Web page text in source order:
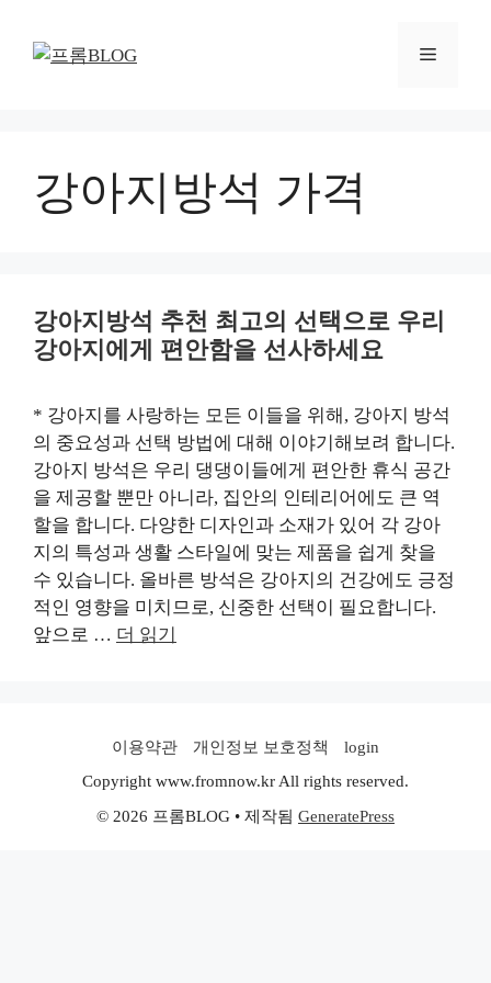
메
강아지방석 가격
강아지방석 추천 최고의 선택으로 우리
강아지에게 편안함을 선사하세요
* 강아지를 사랑하는 모든 이들을 위해, 강아지 방석
의 중요성과 선택 방법에 대해 이야기해보려 합니다.
강아지 방석은 우리 댕댕이들에게 편안한 휴식 공간
을 제공할 뿐만 아니라, 집안의 인테리어에도 큰 역
할을 합니다. 다양한 디자인과 소재가 있어 각 강아
지의 특성과 생활 스타일에 맞는 제품을 쉽게 찾을
수 있습니다. 올바른 방석은 강아지의 건강에도 긍정
적인 영향을 미치므로, 신중한 선택이 필요합니다.
앞으로 … 더 읽기
이용약관 개인정보 보호정책
login
Copyright www.fromnow.kr All rights reserved.
© 2026 프롬BLOG • 제작됨 GeneratePress